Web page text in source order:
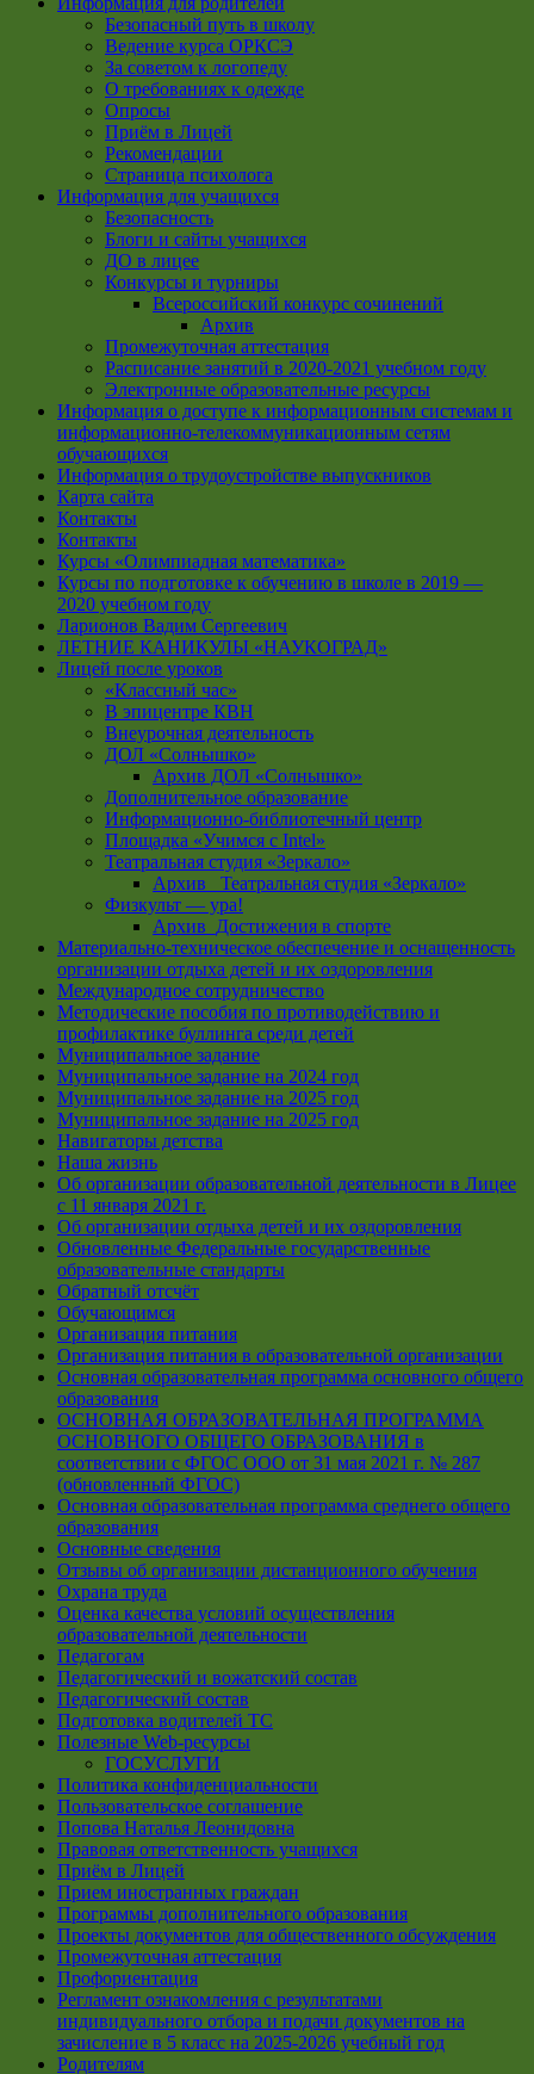
Безопасный путь в школу
Ведение курса ОРКСЭ
За советом к логопеду
О требованиях к одежде
Опросы
Приём в Лицей
Рекомендации
Страница психолога
Информация для учащихся
Безопасность
Блоги и сайты учащихся
ДО в лицее
Конкурсы и турниры
Всероссийский конкурс сочинений
Архив
Промежуточная аттестация
Расписание занятий в 2020-2021 учебном году
Электронные образовательные ресурсы
Информация о доступе к информационным системам и
информационно-телекоммуникационным сетям
обучающихся
Информация о трудоустройстве выпускников
Карта сайта
Контакты
Контакты
Курсы «Олимпиадная математика»
Курсы по подготовке к обучению в школе в 2019 —
2020 учебном году
Ларионов Вадим Сергеевич
ЛЕТНИЕ КАНИКУЛЫ «НАУКОГРАД»
Лицей после уроков
«Классный час»
В эпицентре КВН
Внеурочная деятельность
ДОЛ «Солнышко»
Архив ДОЛ «Солнышко»
Дополнительное образование
Информационно-библиотечный центр
Площадка «Учимся с Intel»
Театральная студия «Зеркало»
Архив _Театральная студия «Зеркало»
Физкульт — ура!
Архив_Достижения в спорте
Материально-техническое обеспечение и оснащенность
организации отдыха детей и их оздоровления
Международное сотрудничество
Методические пособия по противодействию и
профилактике буллинга среди детей
Муниципальное задание
Муниципальное задание на 2024 год
Муниципальное задание на 2025 год
Муниципальное задание на 2025 год
Навигаторы детства
Наша жизнь
Об организации образовательной деятельности в Лицее
с 11 января 2021 г.
Об организации отдыха детей и их оздоровления
Обновленные Федеральные государственные
образовательные стандарты
Обратный отсчёт
Обучающимся
Организация питания
Организация питания в образовательной организации
Основная образовательная программа основного общего
образования
ОСНОВНАЯ ОБРАЗОВАТЕЛЬНАЯ ПРОГРАММА
ОСНОВНОГО ОБЩЕГО ОБРАЗОВАНИЯ в
соответствии с ФГОС ООО от 31 мая 2021 г. № 287
(обновленный ФГОС)
Основная образовательная программа среднего общего
образования
Основные сведения
Отзывы об организации дистанционного обучения
Охрана труда
Оценка качества условий осуществления
образовательной деятельности
Педагогам
Педагогический и вожатский состав
Педагогический состав
Подготовка водителей ТС
Полезные Web-ресурсы
ГОСУСЛУГИ
Политика конфиденциальности
Пользовательское соглашение
Попова Наталья Леонидовна
Правовая ответственность учащихся
Приём в Лицей
Прием иностранных граждан
Программы дополнительного образования
Проекты документов для общественного обсуждения
Промежуточная аттестация
Профориентация
Регламент ознакомления с результатами
индивидуального отбора и подачи документов на
зачисление в 5 класс на 2025-2026 учебный год
Родителям